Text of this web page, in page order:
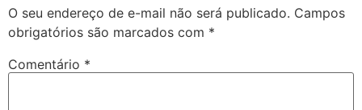
O seu endereço de e-mail não será publicado. Campos
obrigatórios são marcados com *
Comentário *